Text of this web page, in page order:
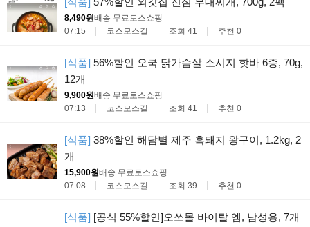
8,490원배송 무료토스쇼핑
07:15
코스모스길 조회 41 추천 0
[식품] 56%할인 오쿡 닭가슴살 소시지 핫바 6종, 70g,
12개
9,900원배송 무료토스쇼핑
07:13
코스모스길 조회 41 추천 0
[식품] 38%할인 해담별 제주 흑돼지 왕구이, 1.2kg, 2
개
15,900원배송 무료토스쇼핑
07:08
코스모스길 조회 39 추천 0
[식품] [공식 55%할인]오쏘몰 바이탈 엠, 남성용, 7개